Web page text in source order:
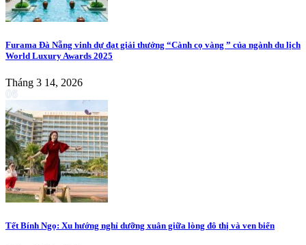
Furama Đà Nẵng vinh dự đạt giải thưởng “Cành cọ vàng ” của ngành du lịch
World Luxury Awards 2025
Tháng 3 14, 2026
06
Tết Bính Ngọ: Xu hướng nghỉ dưỡng xuân giữa lòng đô thị và ven biển